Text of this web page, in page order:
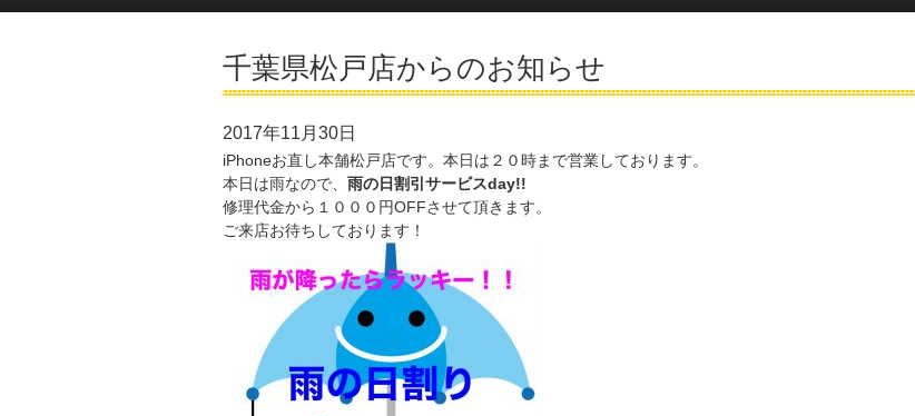
千葉県松戸店からのお知らせ
2017年11月30日
iPhoneお直し本舗松戸店です。本日は２０時まで営業しております。
本日は雨なので、 雨の日割引サービスday!!
修理代金から１０００円OFFさせて頂きます。
ご来店お待ちしております！